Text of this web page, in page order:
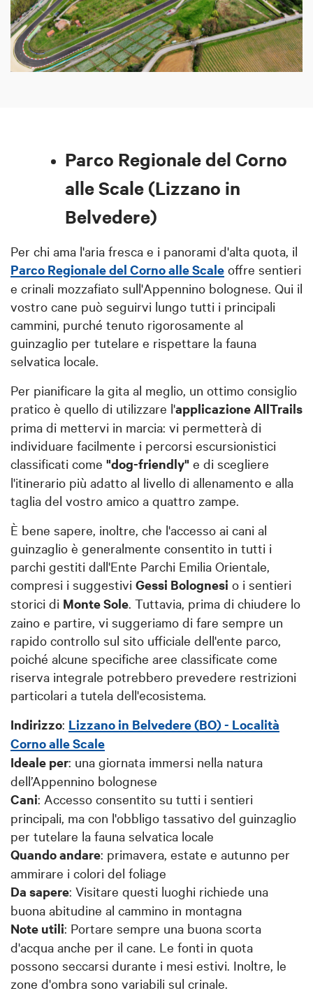
Parco Regionale del Corno
alle Scale (Lizzano in
Belvedere)
Per chi ama l'aria fresca e i panorami d'alta quota, il
Parco Regionale del Corno alle Scale offre sentieri
e crinali mozzafiato sull'Appennino bolognese. Qui il
vostro cane può seguirvi lungo tutti i principali
cammini, purché tenuto rigorosamente al
guinzaglio per tutelare e rispettare la fauna
selvatica locale.
Per pianificare la gita al meglio, un ottimo consiglio
pratico è quello di utilizzare l'applicazione AllTrails
prima di mettervi in marcia: vi permetterà di
individuare facilmente i percorsi escursionistici
classificati come "dog-friendly" e di scegliere
l'itinerario più adatto al livello di allenamento e alla
taglia del vostro amico a quattro zampe.
È bene sapere, inoltre, che l'accesso ai cani al
guinzaglio è generalmente consentito in tutti i
parchi gestiti dall'Ente Parchi Emilia Orientale,
compresi i suggestivi Gessi Bolognesi o i sentieri
storici di Monte Sole. Tuttavia, prima di chiudere lo
zaino e partire, vi suggeriamo di fare sempre un
rapido controllo sul sito ufficiale dell'ente parco,
poiché alcune specifiche aree classificate come
riserva integrale potrebbero prevedere restrizioni
particolari a tutela dell'ecosistema.
Indirizzo: Lizzano in Belvedere (BO) - Località
Corno alle Scale
Ideale per: una giornata immersi nella natura
dell’Appennino bolognese
Cani: Accesso consentito su tutti i sentieri
principali, ma con l'obbligo tassativo del guinzaglio
per tutelare la fauna selvatica locale
Quando andare: primavera, estate e autunno per
ammirare i colori del foliage
Da sapere: Visitare questi luoghi richiede una
buona abitudine al cammino in montagna
Note utili: Portare sempre una buona scorta
d'acqua anche per il cane. Le fonti in quota
possono seccarsi durante i mesi estivi. Inoltre, le
zone d'ombra sono variabili sul crinale.